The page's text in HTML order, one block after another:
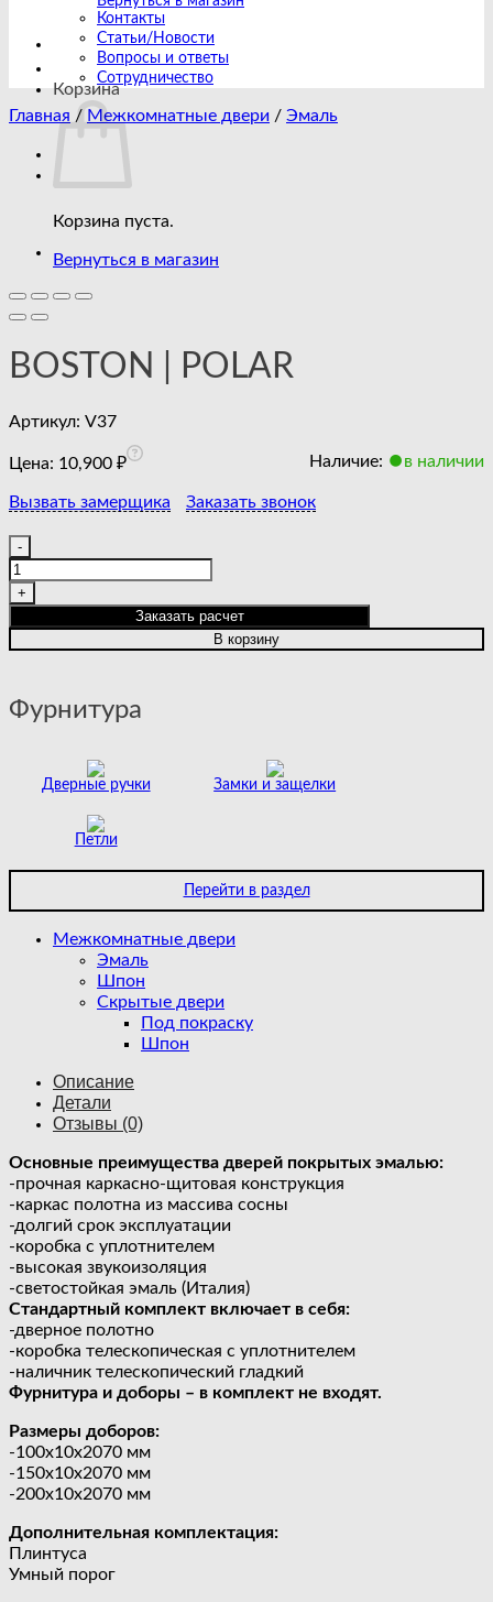
Корзина
Корзина пуста.
Вернуться в магазин
Контакты
Статьи/Новости
Вопросы и ответы
Сотрудничество
Главная / Межкомнатные двери / Эмаль
BOSTON | POLAR
Артикул: V37
Цена: 10,900 ₽ Наличие: в наличии
Вызвать замерщика Заказать звонок
товара
BOSTON
|
POLAR
Заказать расчет
В корзину
Фурнитура
Дверные ручки Замки и защелки
Петли
Перейти в раздел
Межкомнатные двери
Эмаль
Шпон
Скрытые двери
Под покраску
Шпон
Описание
Детали
Отзывы (0)
Основные преимущества дверей покрытых эмалью:
-прочная каркасно-щитовая конструкция
-каркас полотна из массива сосны
-долгий срок эксплуатации
-коробка с уплотнителем
-высокая звукоизоляция
-светостойкая эмаль (Италия)
Стандартный комплект включает в себя:
-дверное полотно
-коробка телескопическая с уплотнителем
-наличник телескопический гладкий
Фурнитура и доборы – в комплект не входят.
Размеры доборов:
-100х10х2070 мм
-150х10х2070 мм
-200х10х2070 мм
Дополнительная комплектация:
Плинтуса
Умный порог